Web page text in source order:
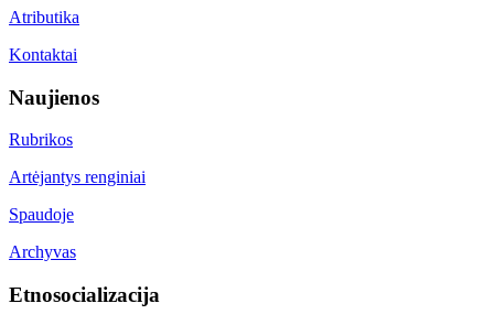
Atributika
Kontaktai
Naujienos
Rubrikos
Artėjantys renginiai
Spaudoje
Archyvas
Etnosocializacija